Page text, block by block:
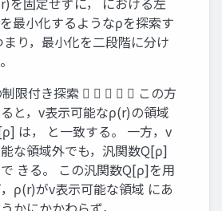
最小化するようなρを探索す
まり，最小化を二段階に分け
限付き探索      この方
と，v表示可能なρ(r)の領域
は， と一致する。 一方，v
な領域外でも，汎関数Q[ρ]
きる。 この汎関数Q[ρ]を用
ρ(r)がv表示可能な領域 にあ